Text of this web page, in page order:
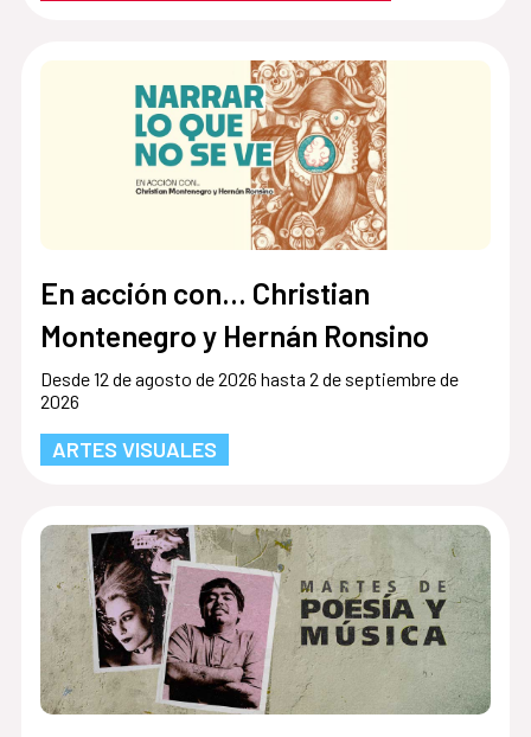
En acción con... Christian
Montenegro y Hernán Ronsino
Desde 12 de agosto de 2026 hasta 2 de septiembre de
2026
ARTES VISUALES